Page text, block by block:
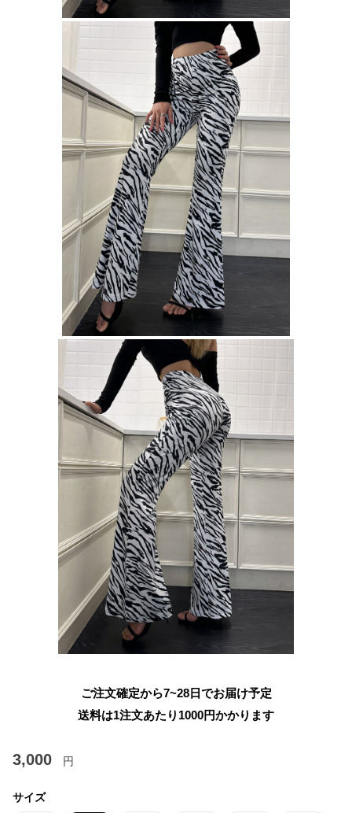
ご注文確定から7~28日でお届け予定
送料は1注文あたり 1000円かかります
3,000 円
サイズ